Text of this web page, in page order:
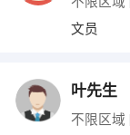
文员
叶先生
不限区域